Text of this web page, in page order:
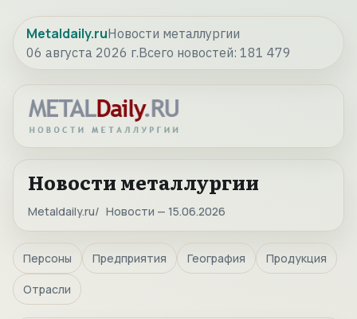
Metaldaily.ruНовости металлургии
06 августа 2026 г.Всего новостей: 181 479
Новости металлургии
Metaldaily.ru Новости — 15.06.2026
Персоны Предприятия География Продукция
Отрасли